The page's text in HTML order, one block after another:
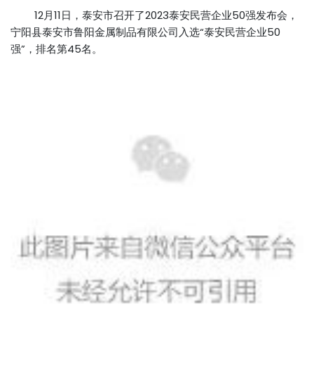
12月11日，泰安市召开了2023泰安民营企业50强发布会，
宁阳县泰安市鲁阳金属制品有限公司入选“泰安民营企业50
强”，排名第45名。